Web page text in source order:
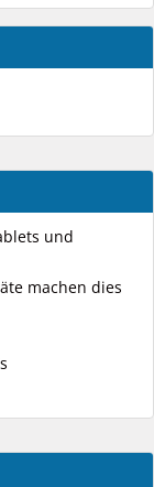
und
machen dies